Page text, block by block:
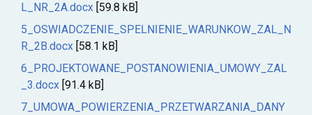
L_NR_2A.docx [59.8 kB]
5_OSWIADCZENIE_SPELNIENIE_WARUNKOW_ZAL_N
R_2B.docx [58.1 kB]
6_PROJEKTOWANE_POSTANOWIENIA_UMOWY_ZAL
_3.docx [91.4 kB]
7_UMOWA_POWIERZENIA_PRZETWARZANIA_DANY